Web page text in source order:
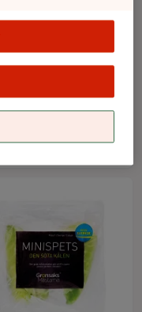
Klass 1 ICA
Mer info